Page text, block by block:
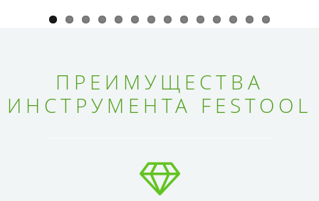
ПРЕИМУЩЕСТВА
ИНСТРУМЕНТА FESTOOL